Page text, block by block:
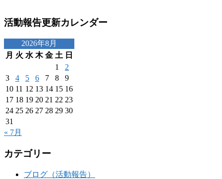
活動報告更新カレンダー
2026年8月
月 火 水 木 金 土 日
1
2
3
4 5 6 7 8
9
10 11 12 13 14 15 16
17 18 19 20 21 22 23
24 25 26 27 28 29 30
31
« 7月
カテゴリー
ブログ（活動報告）